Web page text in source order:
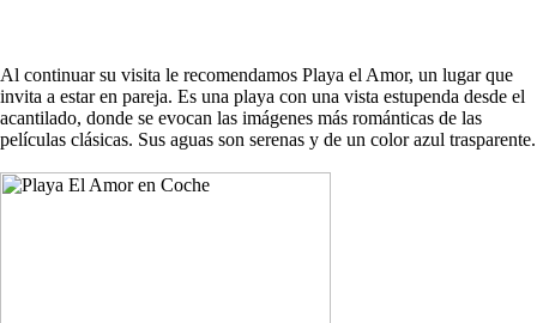
Al continuar su visita le recomendamos Playa el Amor, un lugar que
invita a estar en pareja. Es una playa con una vista estupenda desde el
acantilado, donde se evocan las imágenes más románticas de las
películas clásicas. Sus aguas son serenas y de un color azul trasparente.